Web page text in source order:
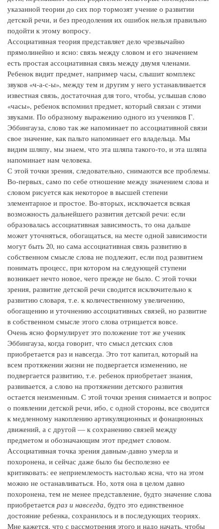
указанной теории до сих пор тормозят учение о развитии
детской речи, и без преодоления их ошибок нельзя правильно
подойти к этому вопросу.
Ассоциативная теория представляет дело чрезвычайно
прямолинейно и ясно: связь между словом и его значением
есть простая ассоциативная связь между двумя членами.
Ребенок видит предмет, например часы, слышит комплекс
звуков «ч-а-с-ы», между тем и другим у него устанавливается
известная связь, достаточная для того, чтобы, услышав слово
«часы», ребенок вспомнил предмет, который связан с этими
звуками. По образному выражению одного из учеников Г.
Эббингауза, слово так же напоминает по ассоциативной связи
свое значение, как пальто напоминает его владельца. Мы
видим шляпу, мы знаем, что эта шляпа такого-то, и эта шляпа
напоминает нам человека.
С этой точки зрения, следовательно, снимаются все проблемы.
Во-первых, само по себе отношение между значением слова и
словом рисуется как некоторое в высшей степени
элементарное и простое. Во-вторых, исключается всякая
возможность дальнейшего развития детской речи: если
образовалась ассоциативная зависимость, то она дальше
может уточняться, обогащаться, на месте одной зависимости
могут быть 20, но сама ассоциативная связь развитию в
собственном смысле слова не подлежит, если под развитием
понимать процесс, при котором на следующей ступени
возникает нечто новое, чего прежде не было. С этой точки
зрения, развитие детской речи сводится исключительно к
развитию словаря, т.е. к количественному увеличению,
обогащению и уточнению ассоциативных связей, но развитие
в собственном смысле этого слова отрицается вовсе.
Очень ясно формулирует это положение тот же ученик
Эббингауза, когда говорит, что смысл детских слов
приобретается раз и навсегда. Это тот капитал, который на
всем протяжении жизни не подвергается изменению, не
подвергается развитию, т.е. ребенок приобретает знания,
развивается, а слово на протяжении детского развития
остается неизменным. С этой точки зрения снимается и вопрос
о появлении детской речи, ибо, с одной стороны, все сводится
к медленному накоплению артикуляционных и фонационных
движений, а с другой — к сохранению связей между
предметом и обозначающим этот предмет словом.
Ассоциативная точка зрения давным-давно умерла и
похоронена, и сейчас даже было бы бесполезно ее
критиковать: ее неприемлемость настолько ясна, что на этом
можно не останавливаться. Но, хотя она в целом давно
похоронена, тем не менее представление, будто значение слова
приобретается раз и навсегда, будто это единственное
достояние ребенка, сохранилось и в последующих теориях.
Мне кажется, что с рассмотрения этого и надо начать, чтобы